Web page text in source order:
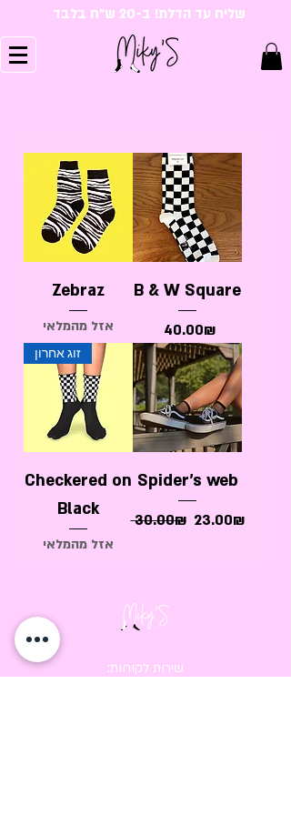
שליח עד הדלת! ב-20 ש"ח בלבד
Zebraz
אזל מהמלאי
B & W Square
Price ‏40.00 ‏₪
זוג אחרון
Checkered on
Black
אזל מהמלאי
Spider's web
Regular Price
‏30.00 ‏₪ Sale Price
‏23.00 ‏₪
:שירות לקוחות